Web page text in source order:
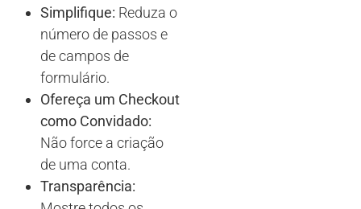
Simplifique: Reduza o
número de passos e
de campos de
formulário.
Ofereça um Checkout
como Convidado:
Não force a criação
de uma conta.
Transparência: